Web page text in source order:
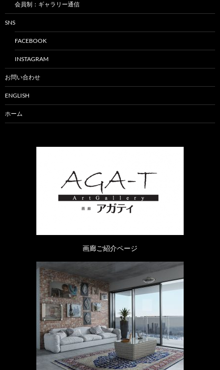
会員制：ギャラリー通信
SNS
FACEBOOK
INSTAGRAM
お問い合わせ
ENGLISH
ホーム
画廊ご紹介ページ